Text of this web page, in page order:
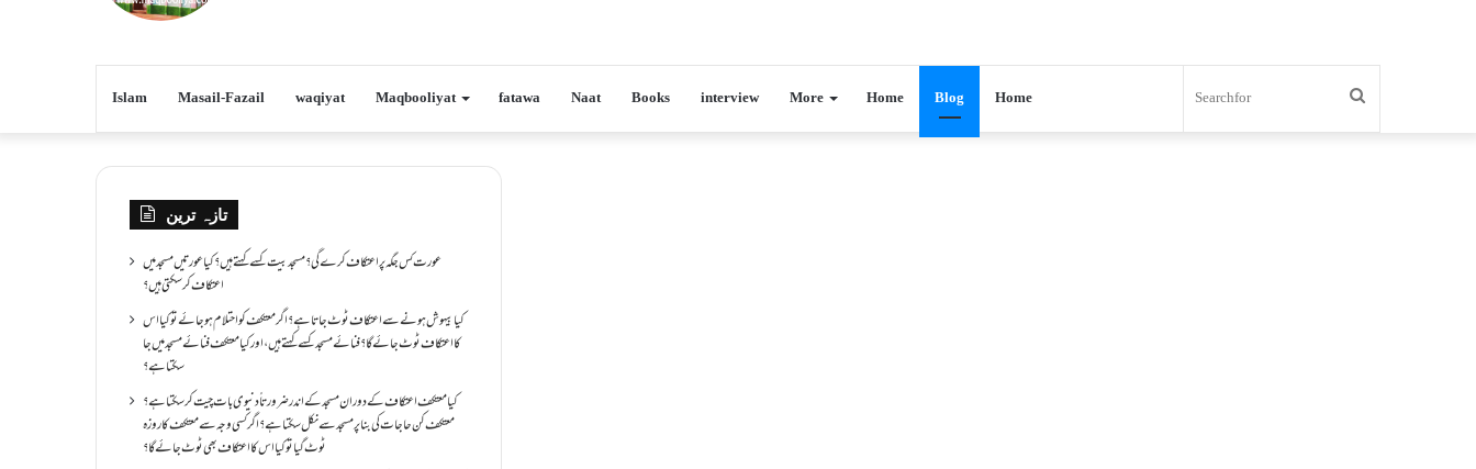
Islam Masail-Fazail waqiyat Maqbooliyat fatawa Naat Books interview More Home Blog Home
تازہ ترین
عورت کس جگہ پر اعتکاف کرے گی؟مسجد بیت کسے کہتے ہیں؟کیا عورتیں مسجد میں
اعتکاف کر سکتی ہیں؟
کیا بیہوش ہونے سے اعتکاف ٹوٹ جاتا ہے؟ اگر معتکف کو احتلام ہو جائے تو کیا اس
کا اعتکاف ٹوٹ جائے گا؟فنائے مسجد کسے کہتے ہیں ، اور کیا معتکف فنائے مسجد میں جا
سکتا ہے؟
کیا معتکف اعتکاف کے دوران مسجد کے اندر ضرورتاً دنیوی بات چیت کر سکتا ہے؟
معتکف کن حاجات کی بنا پر مسجد سے نکل سکتا ہے؟ اگر کسی وجہ سے معتکف کا روزہ
ٹوٹ گیا تو کیا اس کا اعتکاف بھی ٹوٹ جائے گا؟